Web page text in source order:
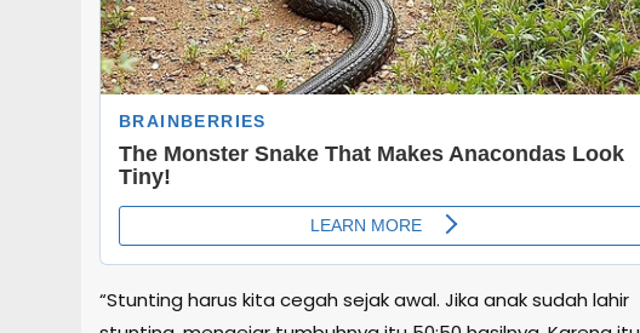
“Stunting harus kita cegah sejak awal. Jika anak sudah lahir